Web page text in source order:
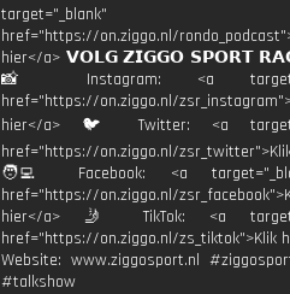
target="_blank"
href="https://on.ziggo.nl/
hier</a> 𝗩𝗢𝗟𝗚 𝗭𝗜𝗚𝗚𝗢 𝗦𝗣𝗢𝗥𝗧
📸 Instagram: <a
href="https://on.ziggo.nl/
hier</a> 🐦 Twitter: <a
href="https://on.ziggo.nl/
🧑‍💻 Facebook: <a
href="https://on.ziggo.nl/
hier</a> 🤳 TikTok: <a
href="https://on.ziggo.nl/zs_tiktok">Klik
Website: www.ziggosport.nl
#talkshow